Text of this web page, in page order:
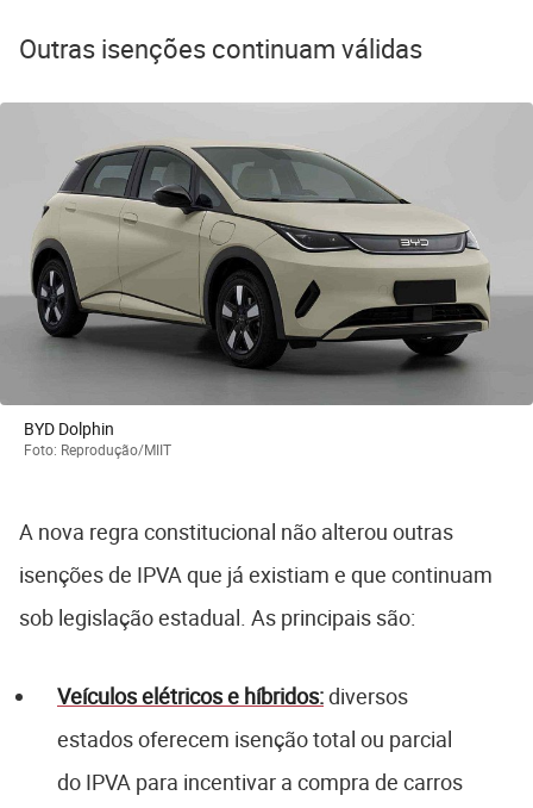
Outras isenções continuam válidas
BYD Dolphin
Foto: Reprodução/MIIT
A nova regra constitucional não alterou outras
isenções de IPVA que já existiam e que continuam
sob legislação estadual. As principais são:
Veículos elétricos e híbridos:diversos
estados oferecem isenção total ou parcial
do IPVA para incentivar a compra de carros